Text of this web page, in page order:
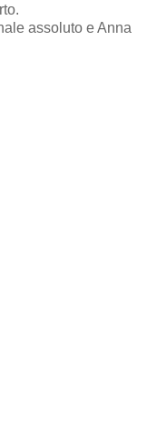
assoluto e Anna